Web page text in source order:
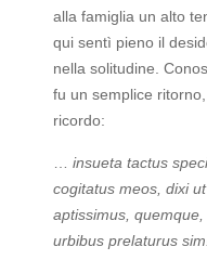
alla famiglia un alto
qui sentì pieno il
nella solitudine.
fu un semplice
ricordo:
insueta tactus
cogitatus meos, dixi
aptissimus,
urbibus prelaturus